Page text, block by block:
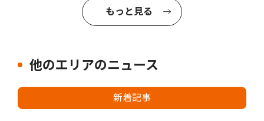
もっと見る
他のエリアのニュース
新着記事